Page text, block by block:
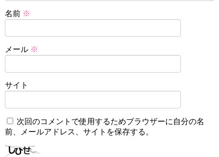
名前 ※
メール ※
サイト
次回のコメントで使用するためブラウザーに自分の名
前、メールアドレス、サイトを保存する。